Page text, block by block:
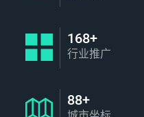
168+
行业推广
88+